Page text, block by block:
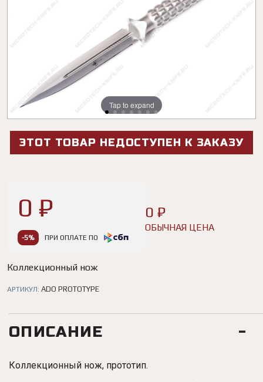
Tap to expand
Tap to expand
Tap to expand
Tap to expand
Tap to expand
Tap to expand
ЭТОТ ТОВАР НЕДОСТУПЕН К ЗАКАЗУ
0 ₽
-5% ПРИ ОПЛАТЕ ПО
0 ₽
ОБЫЧНАЯ ЦЕНА
Коллекционный нож
АРТИКУЛ: ADO PROTOTYPE
ОПИСАНИЕ
Коллекционный нож, прототип.